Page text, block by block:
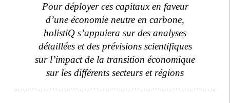
Pour déployer ces capitaux en faveur
d’une économie neutre en carbone,
holistiQ s’appuiera sur des analyses
détaillées et des prévisions scientifiques
sur l’impact de la transition économique
sur les différents secteurs et régions